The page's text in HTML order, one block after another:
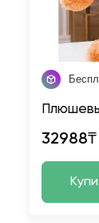
32988₸